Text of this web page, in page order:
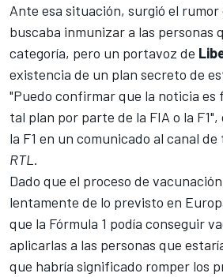
Ante esa situación, surgió el rumor
buscaba inmunizar a las personas
categoría, pero un portavoz de
existencia de un plan secreto de
"Puedo confirmar que la noticia es
tal plan por parte de la FIA o la
la F1 en un comunicado al canal
RTL .
Dado que el proceso de
lentamente de lo previsto en
que la Fórmula 1 podía conseguir
aplicarlas a las personas que
que habría significado romper los